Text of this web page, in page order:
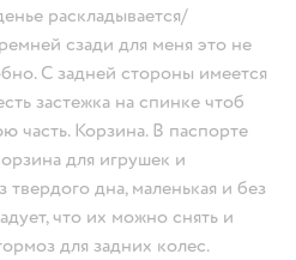
раскладывается/
сзади для меня это не
С задней стороны имеется
застежка на спинке чтоб
часть. Корзина. В паспорте
для игрушек и
твердого дна, маленькая и без
что их можно снять и
для задних колес.